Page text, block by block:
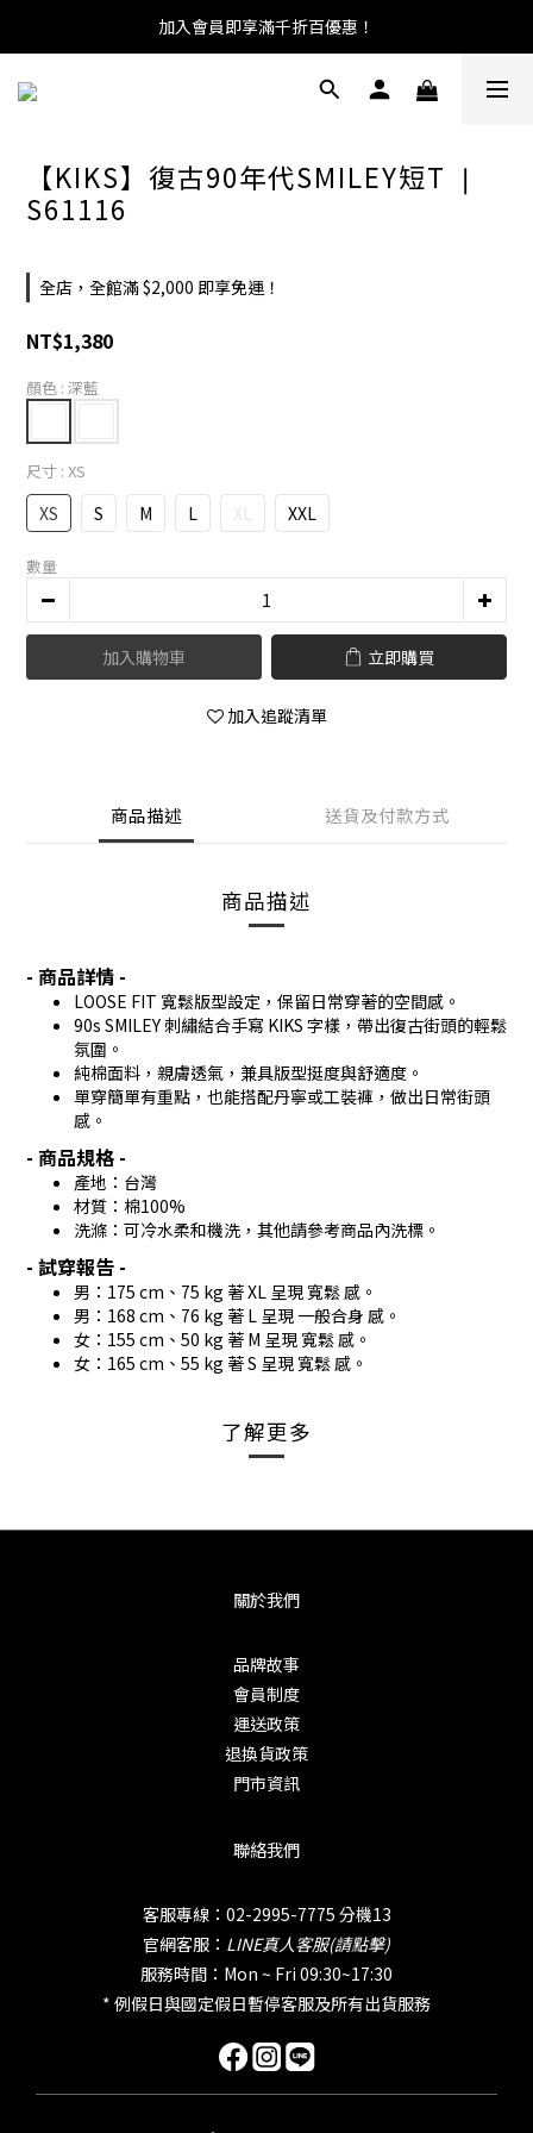
加入會員即享滿千折百優惠！
【KIKS】復古90年代SMILEY短T ❘
S61116
全店，全館滿 $2,000 即享免運！
NT$1,380
顏色 : 深藍
尺寸 : XS
XS S M L XL XXL
數量
加入購物車 立即購買
加入追蹤清單
商品描述 送貨及付款方式
商品描述
- 商品詳情 -
LOOSE FIT 寬鬆版型設定，保留日常穿著的空間感。
90s SMILEY 刺繡結合手寫 KIKS 字樣，帶出復古街頭的輕鬆
氛圍。
純棉面料，親膚透氣，兼具版型挺度與舒適度。
單穿簡單有重點，也能搭配丹寧或工裝褲，做出日常街頭
感。
- 商品規格 -
產地：台灣
材質：棉100%
洗滌：可冷水柔和機洗，其他請參考商品內洗標。
- 試穿報告 -
男：175 cm、75 kg 著 XL 呈現 寬鬆 感。
男：168 cm、76 kg 著 L 呈現 一般合身 感。
女：155 cm、50 kg 著 M 呈現 寬鬆 感。
女：165 cm、55 kg 著 S 呈現 寬鬆 感。
了解更多
關於我們
品牌故事
會員制度
運送政策
退換貨政策
門市資訊
聯絡我們
客服專線：02-2995-7775 分機13
官網客服： LINE真人客服(請點擊)
服務時間：Mon ~ Fri 09:30~17:30
* 例假日與國定假日暫停客服及所有出貨服務